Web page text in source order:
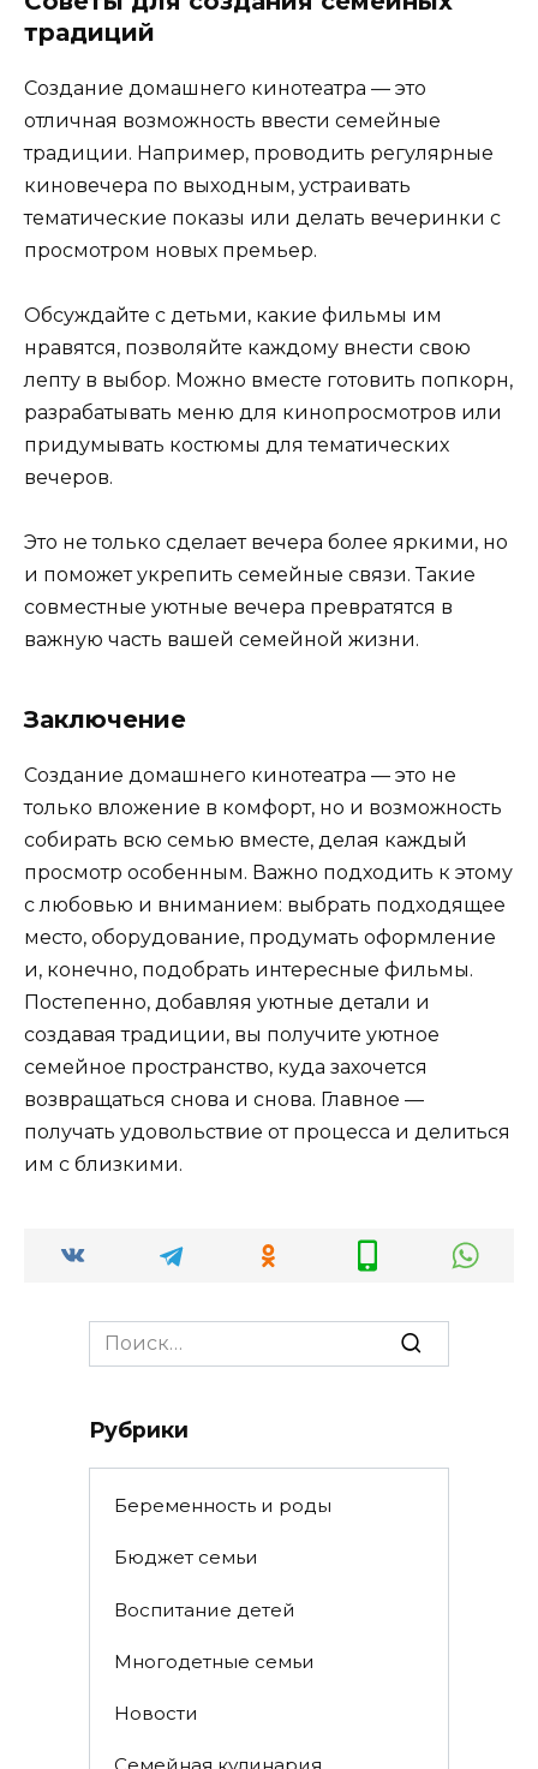
традиций
Создание домашнего кинотеатра — это
отличная возможность ввести семейные
традиции. Например, проводить регулярные
киновечера по выходным, устраивать
тематические показы или делать вечеринки с
просмотром новых премьер.
Обсуждайте с детьми, какие фильмы им
нравятся, позволяйте каждому внести свою
лепту в выбор. Можно вместе готовить попкорн,
разрабатывать меню для кинопросмотров или
придумывать костюмы для тематических
вечеров.
Это не только сделает вечера более яркими, но
и поможет укрепить семейные связи. Такие
совместные уютные вечера превратятся в
важную часть вашей семейной жизни.
Заключение
Создание домашнего кинотеатра — это не
только вложение в комфорт, но и возможность
собирать всю семью вместе, делая каждый
просмотр особенным. Важно подходить к этому
с любовью и вниманием: выбрать подходящее
место, оборудование, продумать оформление
и, конечно, подобрать интересные фильмы.
Постепенно, добавляя уютные детали и
создавая традиции, вы получите уютное
семейное пространство, куда захочется
возвращаться снова и снова. Главное —
получать удовольствие от процесса и делиться
им с близкими.
Search
for:
Рубрики
Беременность и роды
Бюджет семьи
Воспитание детей
Многодетные семьи
Новости